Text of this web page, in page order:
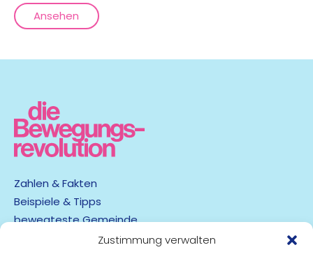
Zustimmung verwalten
Ansehen
Zahlen & Fakten
Beispiele & Tipps
bewegteste Gemeinde